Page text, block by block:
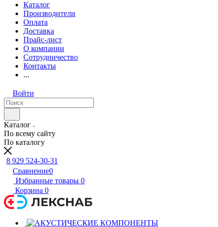
Каталог
Производители
Оплата
Доставка
Прайс-лист
О компании
Сотрудничество
Контакты
...
Войти
Каталог
По всему сайту
По каталогу
8 929 524-30-31
Сравнение0
Избранные товары 0
Корзина 0